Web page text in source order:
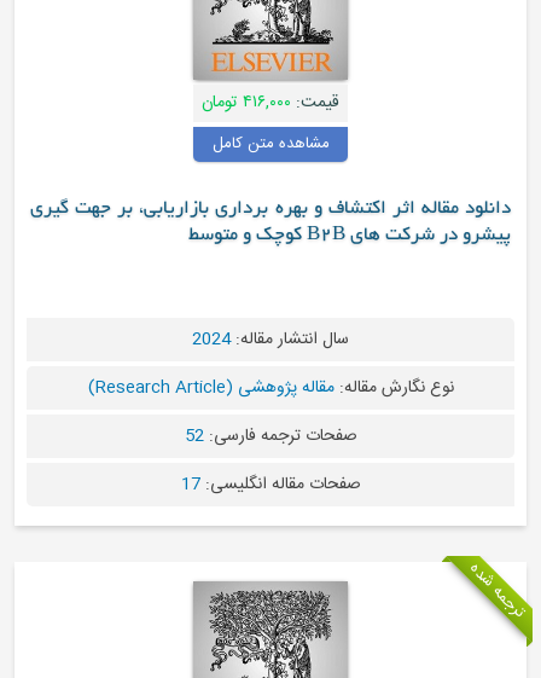
قیمت: ۴۱۶,۰۰۰ تومان
مشاهده متن کامل
دانلود مقاله اثر اکتشاف و بهره برداری بازاریابی، بر جهت گیری
پیشرو در شرکت های B2B کوچک و متوسط
سال انتشار مقاله:2024
نوع نگارش مقاله:مقاله پژوهشی (Research Article)
صفحات ترجمه فارسی:52
صفحات مقاله انگلیسی:17
ترجمه شده